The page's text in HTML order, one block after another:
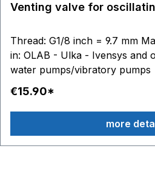
Venting valve for
Thread: G1/8 inch = 9.7 mm
in: OLAB - Ulka - Ivensys and
water pumps/vibratory pumps
€15.90*
more